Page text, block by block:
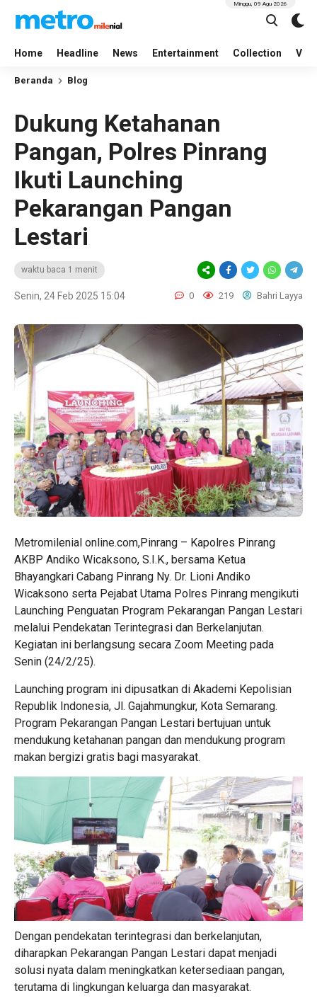
Home Headline News Entertainment Collection
Minggu, 09 Agu 2026
Beranda Blog
Dukung Ketahanan
Pangan, Polres Pinrang
Ikuti Launching
Pekarangan Pangan
Lestari
waktu baca 1 menit
Senin, 24 Feb 2025 15:04 0 219 Bahri Layya
Metromilenial online.com,Pinrang – Kapolres Pinrang
AKBP Andiko Wicaksono, S.I.K., bersama Ketua
Bhayangkari Cabang Pinrang Ny. Dr. Lioni Andiko
Wicaksono serta Pejabat Utama Polres Pinrang mengikuti
Launching Penguatan Program Pekarangan Pangan Lestari
melalui Pendekatan Terintegrasi dan Berkelanjutan.
Kegiatan ini berlangsung secara Zoom Meeting pada
Senin (24/2/25).
Launching program ini dipusatkan di Akademi Kepolisian
Republik Indonesia, Jl. Gajahmungkur, Kota Semarang.
Program Pekarangan Pangan Lestari bertujuan untuk
mendukung ketahanan pangan dan mendukung program
makan bergizi gratis bagi masyarakat.
Dengan pendekatan terintegrasi dan berkelanjutan,
diharapkan Pekarangan Pangan Lestari dapat menjadi
solusi nyata dalam meningkatkan ketersediaan pangan,
terutama di lingkungan keluarga dan masyarakat.